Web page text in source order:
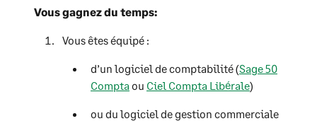
Vous gagnez du temps:
Vous êtes équipé :
d’un logiciel de comptabilité (Sage 50
Comptaou Ciel Compta Libérale)
ou du logiciel de gestion commerciale